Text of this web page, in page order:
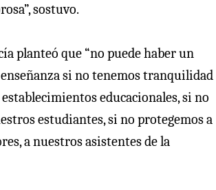
sostuvo.
planteó que “no puede haber un
si no tenemos tranquilidad
educacionales, si no
estudiantes, si no protegemos a
a nuestros asistentes de la